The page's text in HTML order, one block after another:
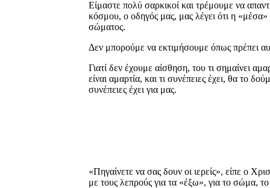
Είμαστε πολύ σαρκικοί και τρέμουμε να
κόσμου, ο οδηγός μας, μας λέγει ότι η
σώματος.
Δεν μπορούμε να εκτιμήσουμε όπως πρέπει
Γιατί δεν έχουμε αίσθηση, του τι σημαίνει
είναι αμαρτία, και τι συνέπειες έχει, θα το
συνέπειες έχει για μας.
«Πηγαίνετε να σας δουν οι ιερείς», είπε ο
με τους λεπρούς για τα «έξω», για το σώμα,